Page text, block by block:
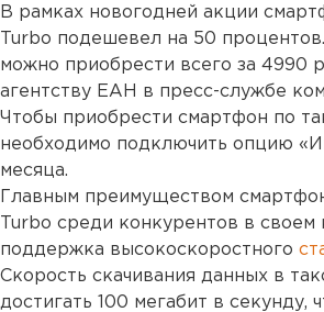
В рамках новогодней акции
Turbo подешевел на 50
можно приобрести всего за 4990
агентству ЕАН в пресс-службе
Чтобы приобрести смартфон по
необходимо подключить опцию
месяца.
Главным преимуществом
Turbo среди конкурентов в своем
поддержка высокоскоростного
Скорость скачивания данных в
достигать 100 мегабит в секунду,